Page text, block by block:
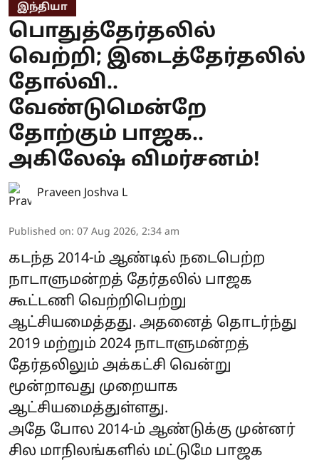
இந்தியா
பொதுத்தேர்தலில்
வெற்றி; இடைத்தேர்தலில்
தோல்வி..
வேண்டுமென்றே
தோற்கும் பாஜக..
அகிலேஷ் விமர்சனம்!
Praveen Joshva L
Published on: 07 Aug 2026, 2:34 am
கடந்த 2014-ம் ஆண்டில் நடைபெற்ற
நாடாளுமன்றத் தேர்தலில் பாஜக
கூட்டணி வெற்றிபெற்று
ஆட்சியமைத்தது. அதனைத் தொடர்ந்து
2019 மற்றும் 2024 நாடாளுமன்றத்
தேர்தலிலும் அக்கட்சி வென்று
மூன்றாவது முறையாக
ஆட்சியமைத்துள்ளது.
அதே போல 2014-ம் ஆண்டுக்கு முன்னர்
சில மாநிலங்களில் மட்டுமே பாஜக